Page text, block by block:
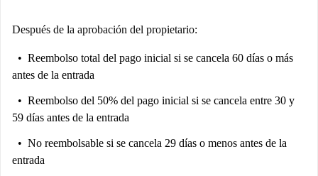
Después de la aprobación del propietario:
Reembolso total del pago inicial si se cancela 60 días o más
antes de la entrada
Reembolso del 50% del pago inicial si se cancela entre 30 y
59 días antes de la entrada
No reembolsable si se cancela 29 días o menos antes de la
entrada